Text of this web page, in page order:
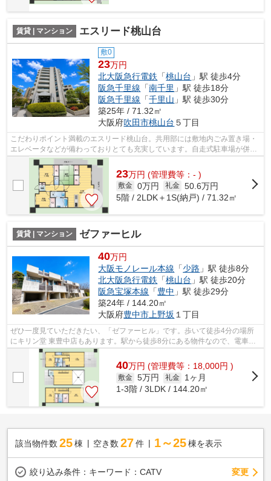
賃貸 | マンション エスリード桃山台
敷0
23万円
北大阪急行電鉄 「桃山台 」駅 徒歩4分
阪急千里線 「南千里 」駅 徒歩18分
阪急千里線 「千里山 」駅 徒歩30分
築25年 / 71.32㎡
大阪府吹田市桃山台 ５丁目
こだわりポイント満載のエスリード桃山台。共用部には敷地内ごみ置き場・
エレベータなどが備わっておりとても充実しています。自走式駐車場が併設
された物件です。夏場の電気代も安く...
23万円 (管理費等：- )
敷金 0万円 礼金 50.6万円
5階 / 2LDK＋1S(納戸) / 71.32㎡
賃貸 | マンション ゼファーヒル
40万円
大阪モノレール本線 「少路 」駅 徒歩8分
北大阪急行電鉄 「桃山台 」駅 徒歩20分
阪急宝塚本線 「豊中 」駅 徒歩29分
築24年 / 144.20㎡
大阪府豊中市 上野坂 １丁目
ぜひ一度見ていただきたい、「ゼファーヒル」です。歩いて徒歩4分の場所
にキリン堂 東豊中店もあります。駅から徒歩8分にある物件なので、電車利
用が多い方にオススメです。こだわり条...
40万円 (管理費等：18,000円 )
敷金 5万円 礼金
1ヶ月
1-3階 / 3LDK / 144.20㎡
該当物件数 25棟 空き数 27 件 1～25 棟を表示
絞り込み条件： キーワード：CATV 変更